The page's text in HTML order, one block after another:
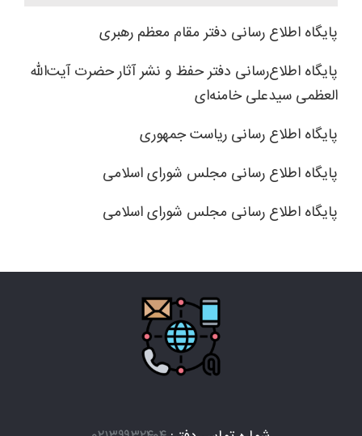
پایگاه اطلاع رسانی دفتر مقام معظم رهبری
پایگاه اطلاع‌رسانی دفتر حفظ و نشر آثار حضرت آیت‌الله
العظمی سیدعلی خامنه‌ای
پایگاه اطلاع رسانی ریاست جمهوری
پایگاه اطلاع رسانی مجلس شورای اسلامی
پایگاه اطلاع رسانی مجلس شورای اسلامی